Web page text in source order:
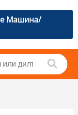
Машина/